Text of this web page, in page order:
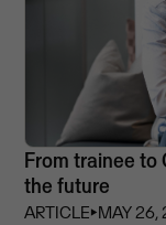
From trainee to
the future
ARTICLE⏵MAY 26,